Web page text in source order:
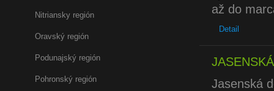
Nitriansky región
Oravský región
Podunajský región
Pohronský región
až do
Detail
Jasenská